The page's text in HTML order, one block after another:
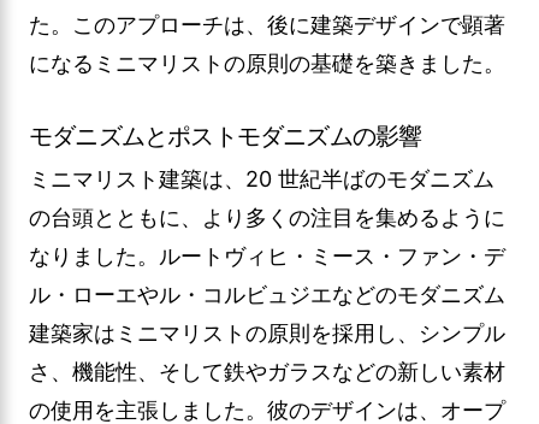
た。このアプローチは、後に建築デザインで顕著
になるミニマリストの原則の基礎を築きました。
モダニズムとポストモダニズムの影響
ミニマリスト建築は、20 世紀半ばのモダニズム
の台頭とともに、より多くの注目を集めるように
なりました。ルートヴィヒ・ミース・ファン・デ
ル・ローエやル・コルビュジエなどのモダニズム
建築家はミニマリストの原則を採用し、シンプル
さ、機能性、そして鉄やガラスなどの新しい素材
の使用を主張しました。彼のデザインは、オープ